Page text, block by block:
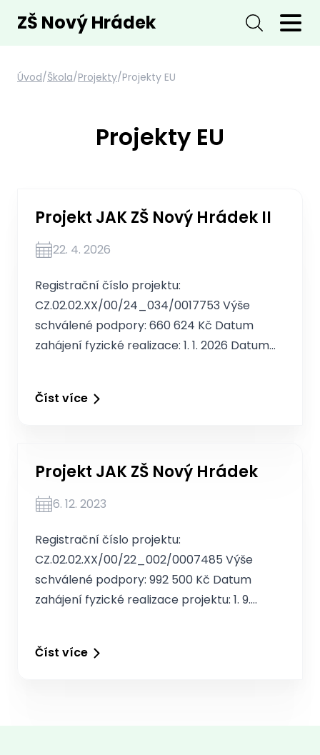
ZŠ Nový Hrádek
Úvod/Škola/Projekty/Projekty EU
Projekty EU
Projekt JAK ZŠ Nový Hrádek II
22. 4. 2026
Registrační číslo projektu:
CZ.02.02.XX/00/24_034/0017753 Výše
schválené podpory: 660 624 Kč Datum
zahájení fyzické realizace: 1. 1. 2026 Datum…
Číst více
Projekt JAK ZŠ Nový Hrádek
6. 12. 2023
Registrační číslo projektu:
CZ.02.02.XX/00/22_002/0007485 Výše
schválené podpory: 992 500 Kč Datum
zahájení fyzické realizace projektu: 1. 9.
Číst více